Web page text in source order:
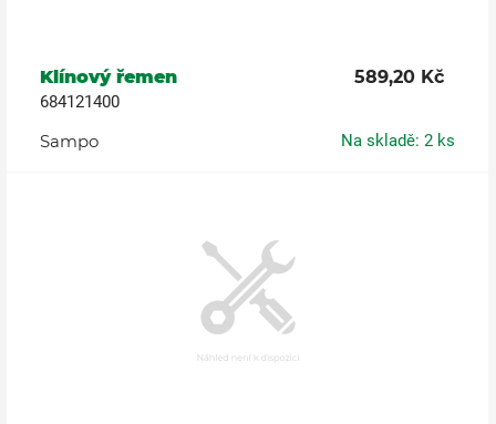
Klínový řemen 589,20 Kč
684121400
Sampo Na skladě: 2 ks